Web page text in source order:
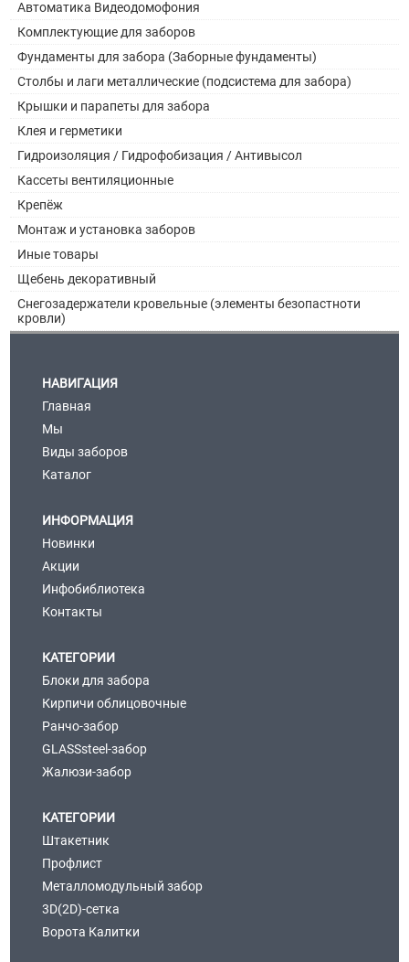
Автоматика Видеодомофония
Комплектующие для заборов
Фундаменты для забора (Заборные фундаменты)
Столбы и лаги металлические (подсистема для забора)
Крышки и парапеты для забора
Клея и герметики
Гидроизоляция / Гидрофобизация / Антивысол
Кассеты вентиляционные
Крепёж
Монтаж и установка заборов
Иные товары
Щебень декоративный
Снегозадержатели кровельные (элементы безопастноти
кровли)
НАВИГАЦИЯ
Главная
Мы
Виды заборов
Каталог
ИНФОРМАЦИЯ
Новинки
Акции
Инфобиблиотека
Контакты
КАТЕГОРИИ
Блоки для забора
Кирпичи облицовочные
Ранчо-забор
GLASSsteel-забор
Жалюзи-забор
КАТЕГОРИИ
Штакетник
Профлист
Металломодульный забор
3D(2D)-сетка
Ворота Калитки